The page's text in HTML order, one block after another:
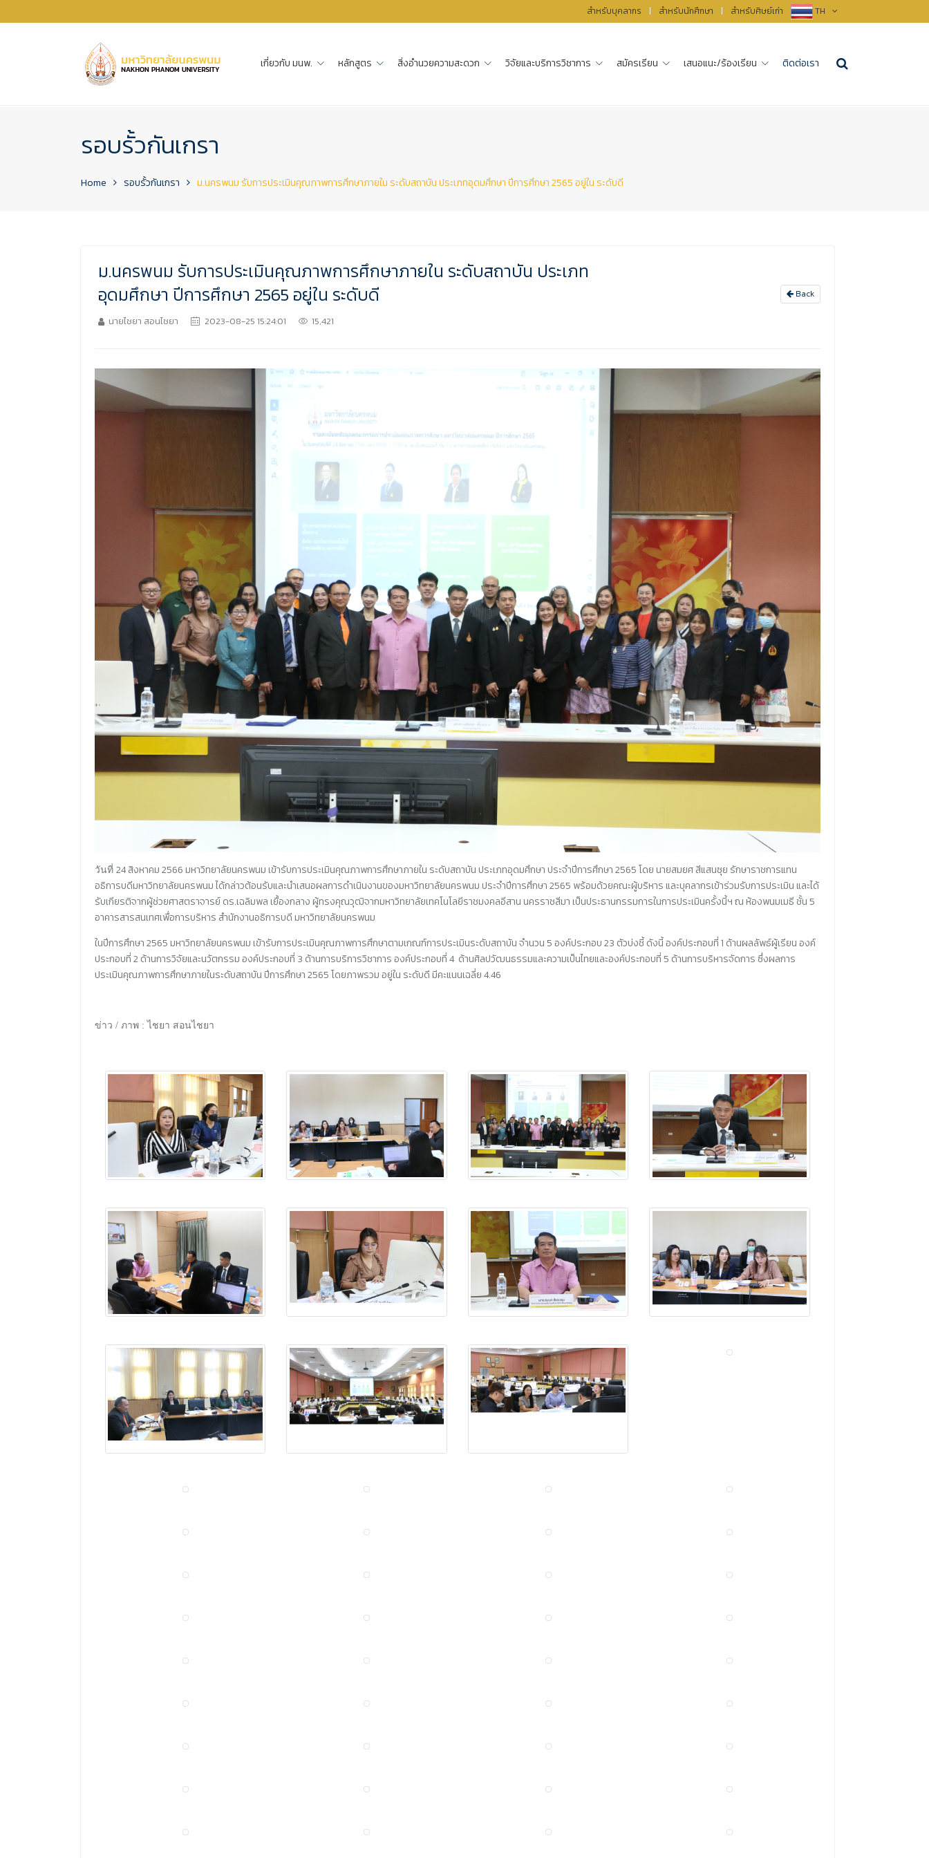
สำหรับบุคลากร | สำหรับนักศึกษา | สำหรับศิษย์เก่า TH
เกี่ยวกับ มนพ. หลักสูตร สิ่งอำนวยความสะดวก วิจัยและบริการวิชาการ สมัครเรียน เสนอแนะ/ร้องเรียน ติดต่อเรา
รอบรั้วกันเกรา
Home รอบรั้วกันเกรา ม.นครพนม รับการประเมินคุณภาพการศึกษาภายใน ระดับสถาบัน ประเภทอุดมศึกษา ปีการศึกษา 2565 อยู่ใน ระดับดี
ม.นครพนม รับการประเมินคุณภาพการศึกษาภายใน ระดับสถาบัน ประเภท
อุดมศึกษา ปีการศึกษา 2565 อยู่ใน ระดับดี
นายไชยา สอนไชยา 2023-08-25 15:24:01 15,421
Back
วันที่ 24สิงหาคม2566 มหาวิทยาลัยนครพนม เข้ารับการประเมินคุณภาพการศึกษาภายใน ระดับสถาบัน ประเภทอุดมศึกษา ประจำปีการศึกษา 2565 โดย นายสมยศ สีแสนซุย รักษาราชการแทน
อธิการบดีมหาวิทยาลัยนครพนม ได้กล่าวต้อนรับและนำเสนอผลการดำเนินงานของมหาวิทยาลัยนครพนม ประจำปีการศึกษา2565 พร้อมด้วยคณะผู้บริหาร และบุคลากรเข้าร่วมรับการประเมิน และได้
รับเกียรติจากผู้ช่วยศาสตราจารย์ ดร.เฉลิมพล เยื้องกลาง ผู้ทรงคุณวุฒิจากมหาวิทยาลัยเทคโนโลยีราชมงคลอีสาน นครราชสีมา เป็นประธานกรรมการในการประเมินครั้งนี้ฯ ณ ห้องพนมเมธี ชั้น 5
อาคารสารสนเทศเพื่อการบริหาร สำนักงานอธิการบดี มหาวิทยาลัยนครพนม
ในปีการศึกษา 2565 มหาวิทยาลัยนครพนม เข้ารับการประเมินคุณภาพการศึกษาตามเกณฑ์การประเมินระดับสถาบัน จำนวน 5 องค์ประกอบ 23 ตัวบ่งชี้ ดังนี้ องค์ประกอบที่ 1 ด้านผลลัพธ์ผู้เรียน องค์
ประกอบที่ 2 ด้านการวิจัยและนวัตกรรม องค์ประกอบที่ 3 ด้านการบริการวิชาการ องค์ประกอบที่ 4 ด้านศิลปวัฒนธรรมและความเป็นไทยและองค์ประกอบที่ 5 ด้านการบริหารจัดการ ซึ่งผลการ
ประเมินคุณภาพการศึกษาภายในระดับสถาบัน ปีการศึกษา 2565 โดยภาพรวม อยู่ใน ระดับดี มีคะแนนเฉลี่ย4.46
ข่าว / ภาพ : ไชยา สอนไชยา